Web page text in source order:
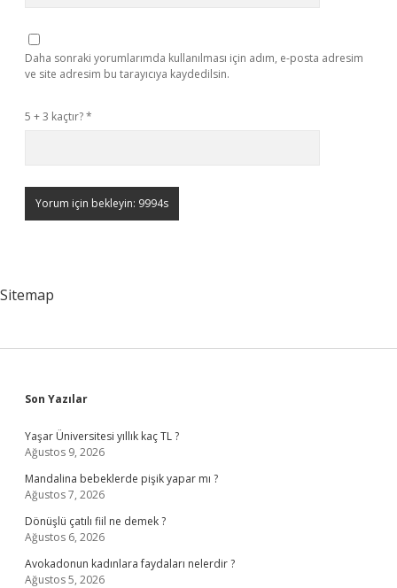
Daha sonraki yorumlarımda kullanılması için adım, e-posta adresim
ve site adresim bu tarayıcıya kaydedilsin.
5 + 3 kaçtır?*
Sitemap
Sidebar
Son Yazılar
Yaşar Üniversitesi yıllık kaç TL ?
Ağustos 9, 2026
Mandalina bebeklerde pişik yapar mı ?
Ağustos 7, 2026
Dönüşlü çatılı fiil ne demek ?
Ağustos 6, 2026
Avokadonun kadınlara faydaları nelerdir ?
Ağustos 5, 2026